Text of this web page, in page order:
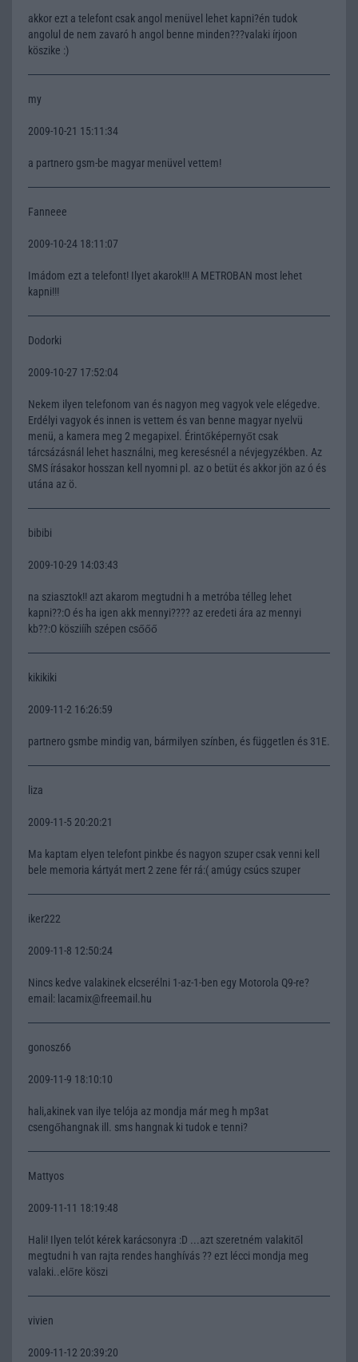
akkor ezt a telefont csak angol menüvel lehet kapni?én tudok
angolul de nem zavaró h angol benne minden???valaki írjoon
köszike :)
my
2009-10-21 15:11:34
a partnero gsm-be magyar menüvel vettem!
Fanneee
2009-10-24 18:11:07
Imádom ezt a telefont! Ilyet akarok!!! A METROBAN most lehet
kapni!!!
Dodorki
2009-10-27 17:52:04
Nekem ilyen telefonom van és nagyon meg vagyok vele elégedve.
Erdélyi vagyok és innen is vettem és van benne magyar nyelvü
menü, a kamera meg 2 megapixel. Érintőképernyőt csak
tárcsázásnál lehet használni, meg keresésnél a névjegyzékben. Az
SMS írásakor hosszan kell nyomni pl. az o betüt és akkor jön az ó és
utána az ö.
bibibi
2009-10-29 14:03:43
na sziasztok!! azt akarom megtudni h a metróba télleg lehet
kapni??:O és ha igen akk mennyi???? az eredeti ára az mennyi
kb??:O kösziííh szépen csőőő
kikikiki
2009-11-2 16:26:59
partnero gsmbe mindig van, bármilyen színben, és független és 31E.
liza
2009-11-5 20:20:21
Ma kaptam elyen telefont pinkbe és nagyon szuper csak venni kell
bele memoria kártyát mert 2 zene fér rá:( amúgy csúcs szuper
iker222
2009-11-8 12:50:24
Nincs kedve valakinek elcserélni 1-az-1-ben egy Motorola Q9-re?
email: lacamix@freemail.hu
gonosz66
2009-11-9 18:10:10
hali,akinek van ilye telója az mondja már meg h mp3at
csengőhangnak ill. sms hangnak ki tudok e tenni?
Mattyos
2009-11-11 18:19:48
Hali! Ilyen telót kérek karácsonyra :D ...azt szeretném valakitől
megtudni h van rajta rendes hanghívás ?? ezt lécci mondja meg
valaki..előre köszi
vivien
2009-11-12 20:39:20